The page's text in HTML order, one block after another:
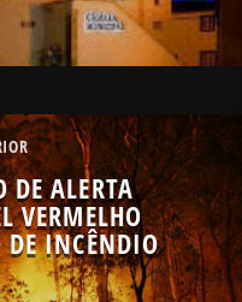
DE ALERTA
VERMELHO
DE INCÊNDIO